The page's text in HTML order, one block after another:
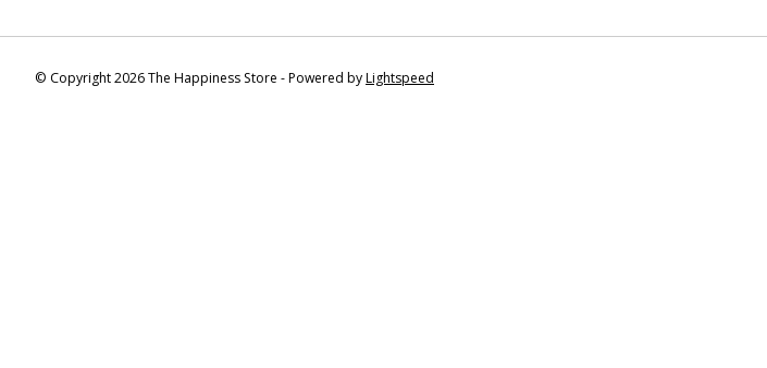
© Copyright 2026 The Happiness Store - Powered byLightspeed